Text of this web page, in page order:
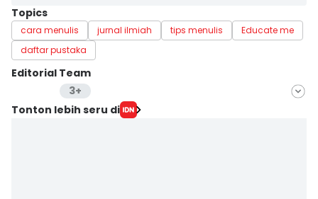
Topics
cara menulis jurnal ilmiah tips menulis
Educate me
daftar pustaka
Editorial Team
3+
Editor
Tonton lebih seru di